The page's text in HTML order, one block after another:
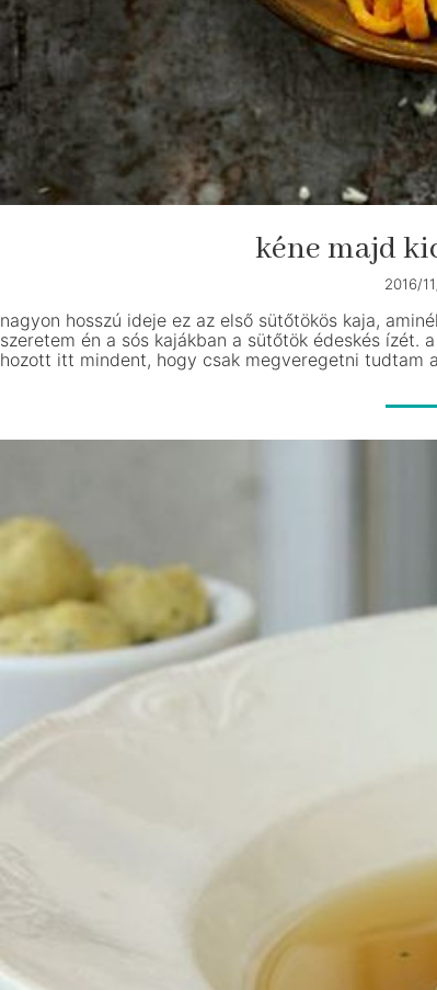
kéne majd
2016/
nagyon hosszú ideje ez az első sütőtökös kaja,
szeretem én a sós kajákban a sütőtök édeskés ízét.
hozott itt mindent, hogy csak megveregetni tudtam